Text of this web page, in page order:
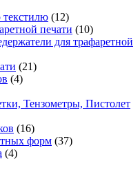
текстилю (12)
печати (10)
для трафаретной
(21)
(4)
Тензометры, Пистолет
(16)
форм (37)
(4)